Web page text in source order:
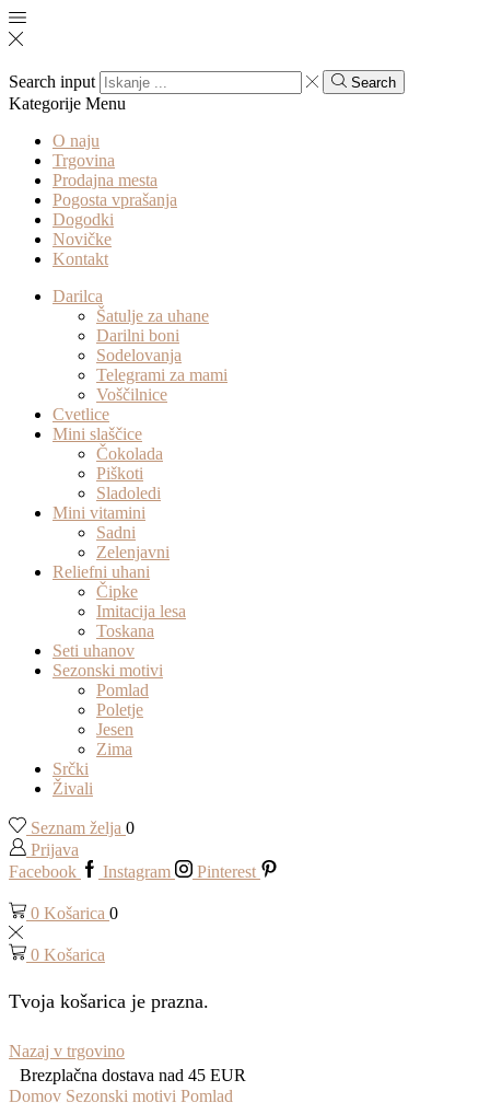
Search input Search
Kategorije Menu
O naju
Trgovina
Prodajna mesta
Pogosta vprašanja
Dogodki
Novičke
Kontakt
Darilca
Šatulje za uhane
Darilni boni
Sodelovanja
Telegrami za mami
Voščilnice
Cvetlice
Mini slaščice
Čokolada
Piškoti
Sladoledi
Mini vitamini
Sadni
Zelenjavni
Reliefni uhani
Čipke
Imitacija lesa
Toskana
Seti uhanov
Sezonski motivi
Pomlad
Poletje
Jesen
Zima
Srčki
Živali
Seznam želja 0
Prijava
Facebook
Instagram Pinterest
0 Košarica 0
0 Košarica
Tvoja košarica je prazna.
Nazaj v trgovino
Brezplačna dostava nad 45 EUR
Domov Sezonski motivi Pomlad